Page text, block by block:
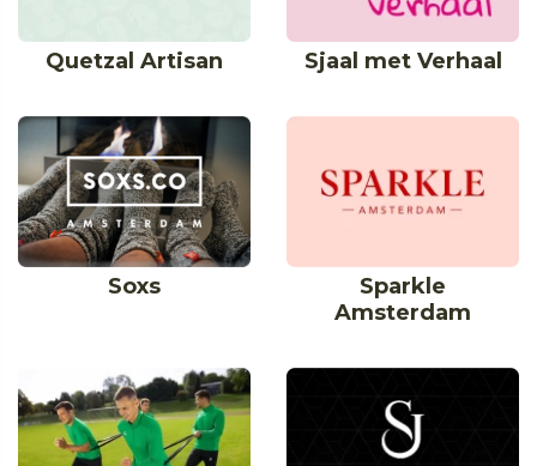
Quetzal Artisan Sjaal met Verhaal
Soxs
Sparkle
Amsterdam